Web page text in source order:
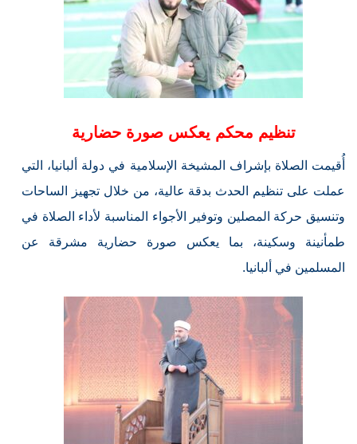
تنظيم محكم يعكس صورة حضارية
أُقيمت الصلاة بإشراف المشيخة الإسلامية في دولة ألبانيا، التي
عملت على تنظيم الحدث بدقة عالية، من خلال تجهيز الساحات
وتنسيق حركة المصلين وتوفير الأجواء المناسبة لأداء الصلاة في
طمأنينة وسكينة، بما يعكس صورة حضارية مشرقة عن
المسلمين في ألبانيا.